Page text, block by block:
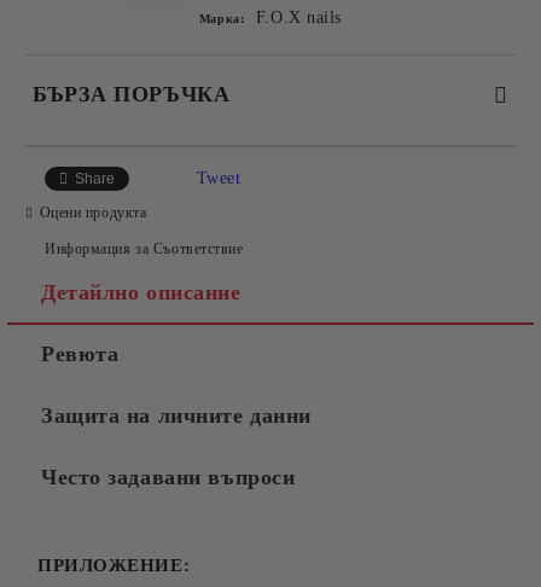
Марка: F.O.X nails
БЪРЗА ПОРЪЧКА
Съгласен съм с
Ние ще се свържем с вас в рамките на работния ден.
Share Tweet
Оцени продукта
Информация за Съответствие
Детайлно описание
Ревюта
Защита на личните данни
Често задавани въпроси
ПРИЛОЖЕНИЕ: